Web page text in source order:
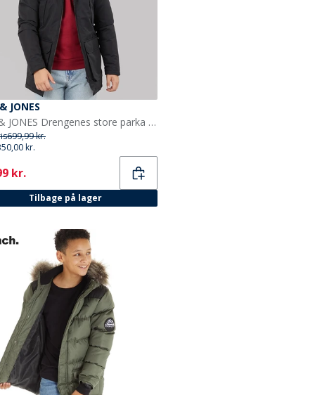
JONES
JACK & JONES Drengenes store parka med aftagelig pels Sort
699,99 kr.
kr.
kr.
Tilbage på lager